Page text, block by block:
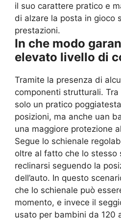
il suo carattere pratico e
di alzare la posta in gioco
prestazioni.
In che modo
elevato livello di
Tramite la presenza di
componenti strutturali.
solo un pratico
posizioni, ma anche uan
una maggiore protezione
Segue lo schienale
oltre al fatto che lo stesso
reclinarsi seguendo la
dell’auto. In questo
che lo schienale può
momento, e invece il
usato per bambini da 120